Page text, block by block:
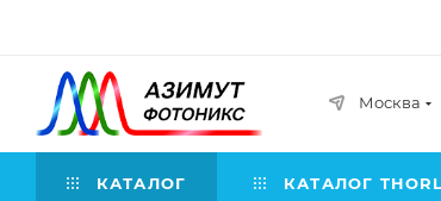
Москва
КАТАЛОГ КАТАЛОГ